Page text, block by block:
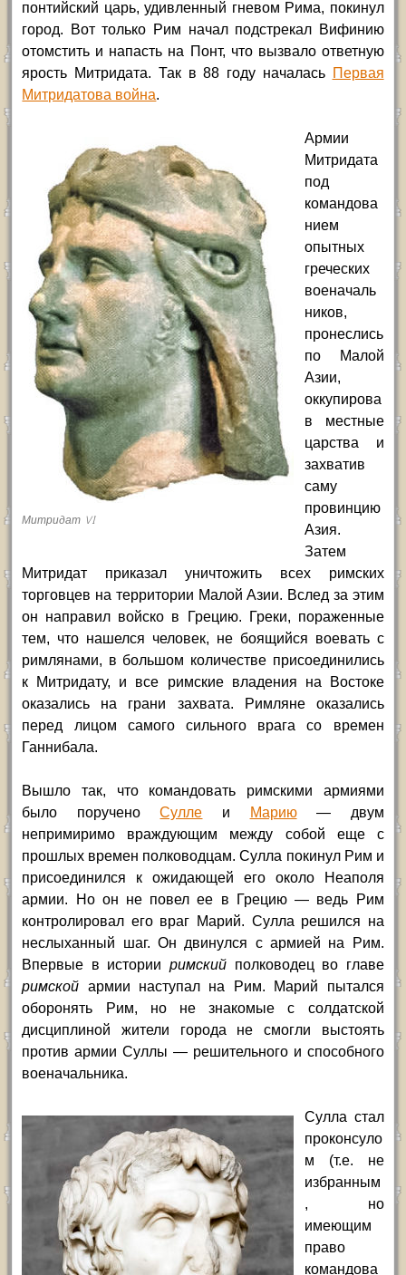
понтийский царь, удивленный гневом Рима, покинул
город. Вот только Рим начал подстрекал Вифинию
отомстить и напасть на Понт, что вызвало ответную
ярость Митридата. Так в 88 году началась Первая
Митридатова война.
Митридат VI
Армии
Митридата
под
командова
нием
опытных
греческих
военачаль
ников,
пронеслись
по Малой
Азии,
оккупирова
в местные
царства и
захватив
саму
провинцию
Азия.
Затем
Митридат приказал уничтожить всех римских
торговцев на территории Малой Азии. Вслед за этим
он направил войско в Грецию. Греки, пораженные
тем, что нашелся человек, не боящийся воевать с
римлянами, в большом количестве присоединились
к Митридату, и все римские владения на Востоке
оказались на грани захвата. Римляне оказались
перед лицом самого сильного врага со времен
Ганнибала.
Вышло так, что командовать римскими армиями
было порученоСулле и Марию— двум
непримиримо враждующим между собой еще с
прошлых времен полководцам. Сулла покинул Рим и
присоединился к ожидающей его около Неаполя
армии. Но он не повел ее в Грецию — ведь Рим
контролировал его враг Марий. Сулла решился на
неслыханный шаг. Он двинулся с армией на Рим.
Впервые в истории римский полководец во главе
римской армии наступал на Рим. Марий пытался
оборонять Рим, но не знакомые с солдатской
дисциплиной жители города не смогли выстоять
против армии Суллы — решительного и способного
военачальника.
Сулла стал
проконсуло
м (т.е. не
избранным
, но
имеющим
право
командова